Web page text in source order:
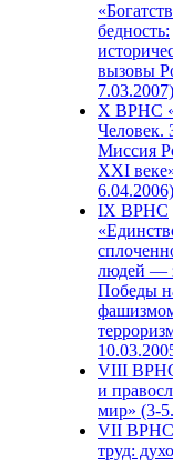
бедность:
вызовы
7.03.2007)
X ВРНС
Человек.
Миссия
XXI
6.04.2006)
IX ВРНС
людей —
Победы
VIII
и
мир» (3-
VII ВРНС
труд: